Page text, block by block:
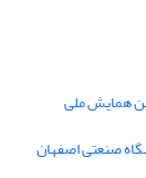
همایش ملی
صنعتی اصفهان